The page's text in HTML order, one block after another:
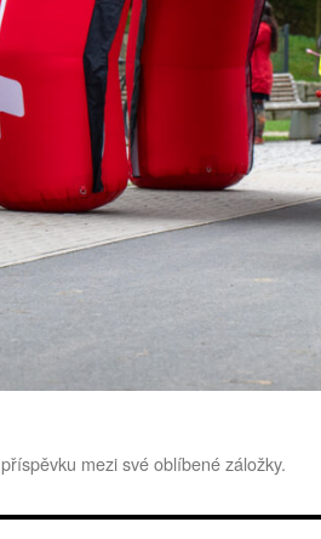
příspěvku mezi své oblíbené záložky.